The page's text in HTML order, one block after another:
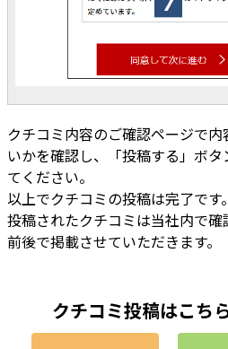
クチコミ内容のご確認ページで
いかを確認し、「投稿する」ボタ
てください。
以上でクチコミの投稿は完了です。
投稿されたクチコミは当社内で確
前後で掲載させていただきます。
クチコミ投稿はこち